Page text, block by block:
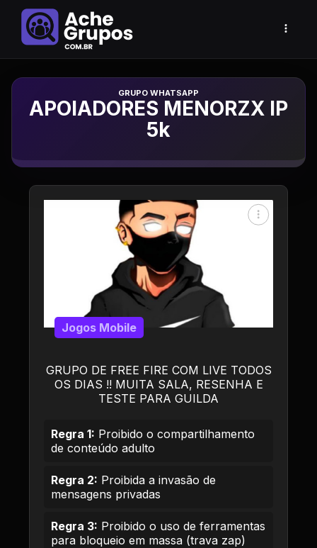
Grupo de Whatsapp
APOIADORES MENORZX IP
5k
GRUPO DE FREE FIRE COM LIVE TODOS
OS DIAS !! MUITA SALA, RESENHA E
TESTE PARA GUILDA
Jogos Mobile
Regra 1: Proibido o compartilhamento
de conteúdo adulto
Regra 2: Proibida a invasão de
mensagens privadas
Regra 3: Proibido o uso de ferramentas
para bloqueio em massa (trava zap)